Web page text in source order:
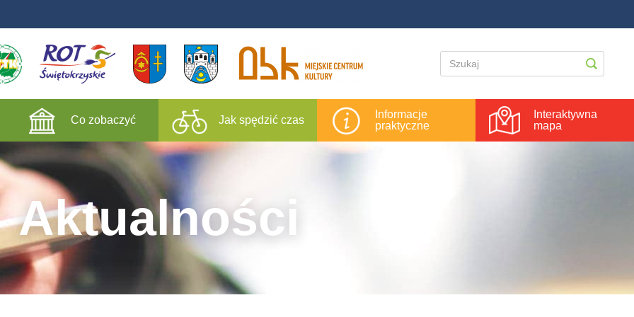
Co zobaczyć Jak spędzić czas
Informacje
praktyczne
Interaktywna
mapa
Aktualności